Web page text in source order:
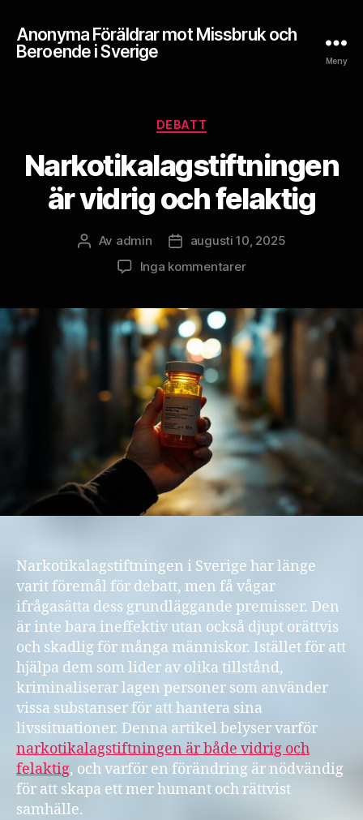
Anonyma Föräldrar mot Missbruk och
Beroende i Sverige
Meny
Kategorier
DEBATT
Narkotikalagstiftningen
är vidrig och felaktig
Inläggsförfattare
Av admin Inläggsdatum
augusti 10, 2025
Inga kommentarertill
vidrig
och
felaktig
Narkotikalagstiftningen i Sverige har länge
varit föremål för debatt, men få vågar
ifrågasätta dess grundläggande premisser. Den
är inte bara ineffektiv utan också djupt orättvis
och skadlig för många människor. Istället för att
hjälpa dem som lider av olika tillstånd,
kriminaliserar lagen personer som använder
vissa substanser för att hantera sina
livssituationer. Denna artikel belyser varför
narkotikalagstiftningen är både vidrig och
felaktig, och varför en förändring är nödvändig
för att skapa ett mer humant och rättvist
samhälle.